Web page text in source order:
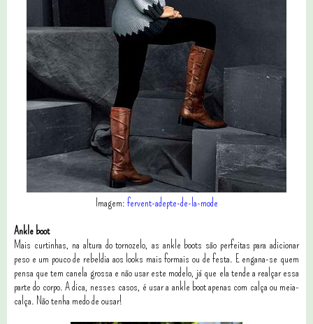
Imagem: fervent-adepte-de-la-mode
Ankle boot
Mais curtinhas, na altura do tornozelo, as ankle boots são perfeitas para adicionar
peso e um pouco de rebeldia aos looks mais formais ou de festa. E engana-se quem
pensa que tem canela grossa e não usar este modelo, já que ela tende a realçar essa
parte do corpo. A dica, nesses casos, é usar a ankle boot apenas com calça ou meia-
calça. Não tenha medo de ousar!